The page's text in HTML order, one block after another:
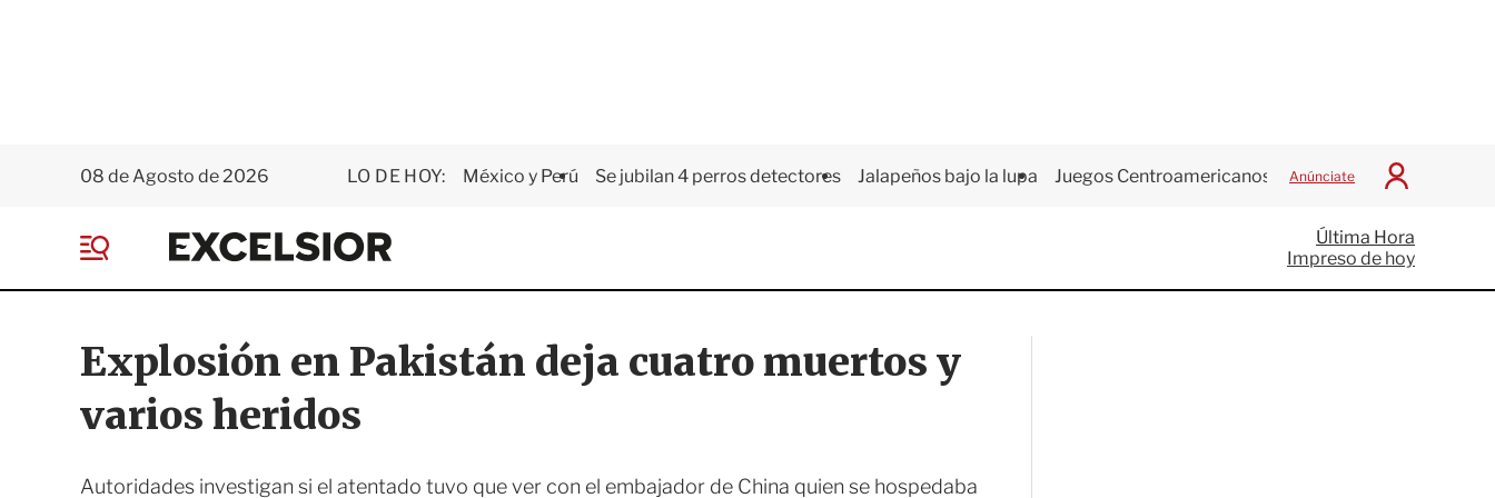
08 de Agosto de 2026 LO DE HOY: México y Perú Se jubilan 4 perros detectores Jalapeños bajo la lupa Juegos Centroamericanos Anúnciate
I
c
i
a
E
x
e
i
o
e
Última Hora
Impreso de hoy
Explosión en Pakistán deja cuatro muertos y
varios heridos
Autoridades investigan si el atentado tuvo que ver con el embajador de China quien se hospedaba